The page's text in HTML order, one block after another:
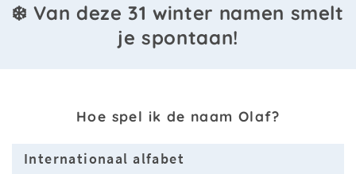
❄️ Van deze 31 winter namen smelt
je spontaan!
Hoe spel ik de naam Olaf?
Internationaal alfabet